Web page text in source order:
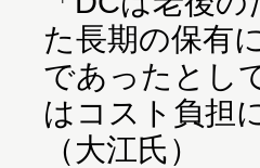
た長期の保有
であったとし
はコスト負担
（大江氏）